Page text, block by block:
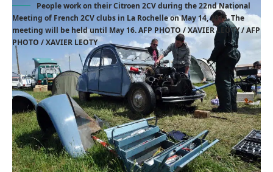
People work on their Citroen 2CV during the 22nd National
Meeting of French 2CV clubs in La Rochelle on May 14, 2015. The
meeting will be held until May 16. AFP PHOTO / XAVIER LEOTY / AFP
PHOTO / XAVIER LEOTY